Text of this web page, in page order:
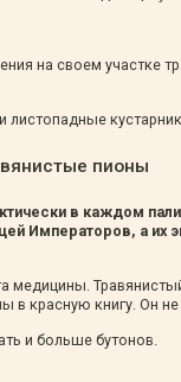
на своем участке
листопадные
пионы
в каждом
Императоров, а
медицины.
красную книгу. Он не
и больше бутонов.